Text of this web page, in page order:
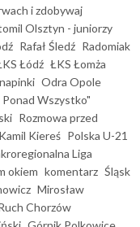
i zdobywaj
Olsztyn - juniorzy
Rafał Śledź Radomiak
Łódź ŁKS Łomża
Odra Opole
Wszystko"
Rozmowa przed
Kamil Kiereś Polska U-21
Liga
okiem komentarz Śląsk
Mirosław
Chorzów